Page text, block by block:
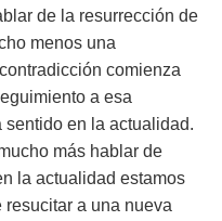
de la resurrección de
menos una
comienza
a esa
sentido en la actualidad.
más hablar de
la actualidad estamos
a una nueva